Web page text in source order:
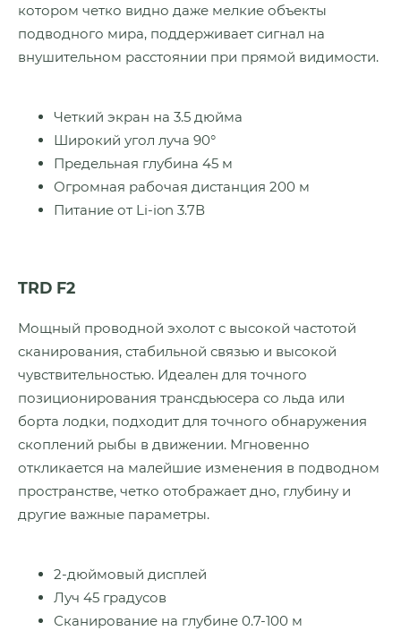
котором четко видно даже мелкие объекты
подводного мира, поддерживает сигнал на
внушительном расстоянии при прямой видимости.
Четкий экран на 3.5 дюйма
Широкий угол луча 90°
Предельная глубина 45 м
Огромная рабочая дистанция 200 м
Питание от Li-ion 3.7В
TRD F2
Мощный проводной эхолот с высокой частотой
сканирования, стабильной связью и высокой
чувствительностью. Идеален для точного
позиционирования трансдьюсера со льда или
борта лодки, подходит для точного обнаружения
скоплений рыбы в движении. Мгновенно
откликается на малейшие изменения в подводном
пространстве, четко отображает дно, глубину и
другие важные параметры.
2-дюймовый дисплей
Луч 45 градусов
Сканирование на глубине 0.7-100 м